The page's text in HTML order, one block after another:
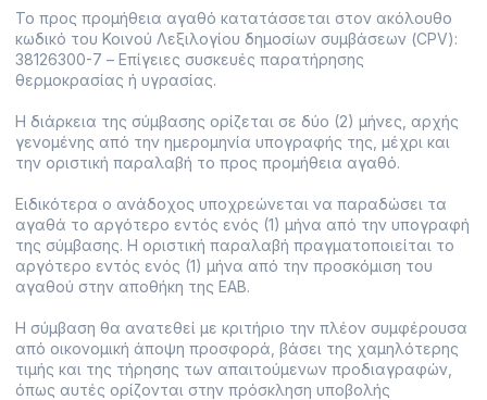
Το προς προμήθεια αγαθό κατατάσσεται στον ακόλουθο
κωδικό του Κοινού Λεξιλογίου δημοσίων συμβάσεων (CPV):
38126300-7 – Επίγειες συσκευές παρατήρησης
θερμοκρασίας ή υγρασίας.
Η διάρκεια της σύμβασης ορίζεται σε δύο (2) μήνες, αρχής
γενομένης από την ημερομηνία υπογραφής της, μέχρι και
την οριστική παραλαβή το προς προμήθεια αγαθό.
Ειδικότερα ο ανάδοχος υποχρεώνεται να παραδώσει τα
αγαθά το αργότερο εντός ενός (1) μήνα από την υπογραφή
της σύμβασης. Η οριστική παραλαβή πραγματοποιείται το
αργότερο εντός ενός (1) μήνα από την προσκόμιση του
αγαθού στην αποθήκη της ΕΑΒ.
Η σύμβαση θα ανατεθεί με κριτήριο την πλέον συμφέρουσα
από οικονομική άποψη προσφορά, βάσει της χαμηλότερης
τιμής και της τήρησης των απαιτούμενων προδιαγραφών,
όπως αυτές ορίζονται στην πρόσκληση υποβολής